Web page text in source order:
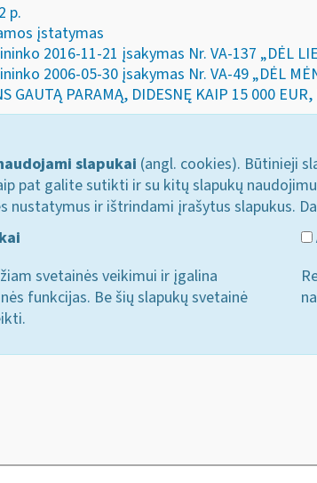
p.
įstatymas
2016-11-21 įsakymas Nr. VA-137 „DĖL
2006-05-30 įsakymas Nr. VA-49 „DĖL
GAUTĄ PARAMĄ, DIDESNĘ KAIP 15 000
slapukai (angl. cookies). Būtinieji
pat galite sutikti ir su kitų slapukų
nustatymus ir ištrindami įrašytus slapukus.
svetainės veikimui ir įgalina
funkcijas. Be šių slapukų svetainė